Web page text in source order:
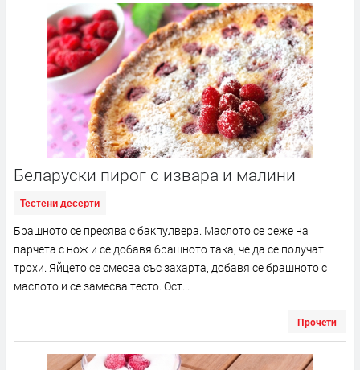
Беларуски пирог с извара и малини
Тестени десерти
Брашното се пресява с бакпулвера. Маслото се реже на
парчета с нож и се добавя брашното така, че да се получат
трохи. Яйцето се смесва със захарта, добавя се брашното с
маслото и се замесва тесто. Ост...
Прочети